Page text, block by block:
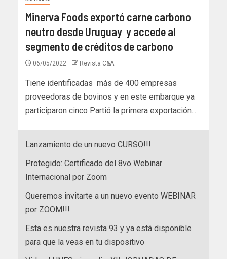
Minerva Foods exportó carne carbono
neutro desde Uruguay y accede al
segmento de créditos de carbono
06/05/2022 Revista C&A
Tiene identificadas más de 400 empresas
proveedoras de bovinos y en este embarque ya
participaron cinco Partió la primera exportación...
Lanzamiento de un nuevo CURSO!!!
Protegido: Certificado del 8vo Webinar
Internacional por Zoom
Queremos invitarte a un nuevo evento WEBINAR
por ZOOM!!!
Esta es nuestra revista 93 y ya está disponible
para que la veas en tu dispositivo